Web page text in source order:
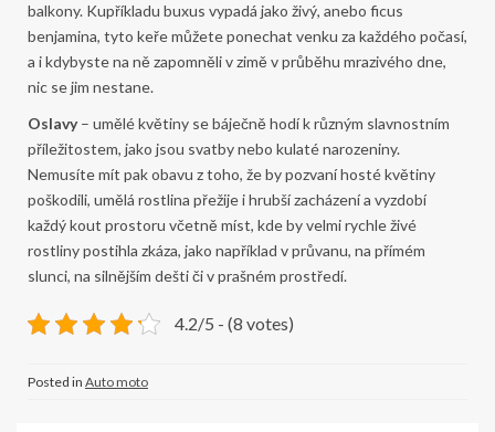
balkony. Kupříkladu buxus vypadá jako živý, anebo ficus
benjamina, tyto keře můžete ponechat venku za každého počasí,
a i kdybyste na ně zapomněli v zimě v průběhu mrazivého dne,
nic se jim nestane.
Oslavy– umělé květiny se báječně hodí k různým slavnostním
příležitostem, jako jsou svatby nebo kulaté narozeniny.
Nemusíte mít pak obavu z toho, že by pozvaní hosté květiny
poškodili, umělá rostlina přežije i hrubší zacházení a vyzdobí
každý kout prostoru včetně míst, kde by velmi rychle živé
rostliny postihla zkáza, jako například v průvanu, na přímém
slunci, na silnějším dešti či v prašném prostředí.
4.2/5 - (8 votes)
Posted in Auto moto